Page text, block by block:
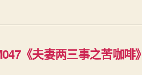
《夫妻两三事之苦咖啡》